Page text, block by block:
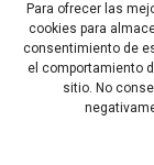
Para ofrecer las
cookies para
consentimiento de
el comportamiento
sitio. No
22 Señor, que tu
conforme a la